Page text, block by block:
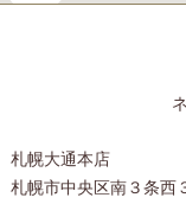
札幌大通本店
札幌市中央区南３条西